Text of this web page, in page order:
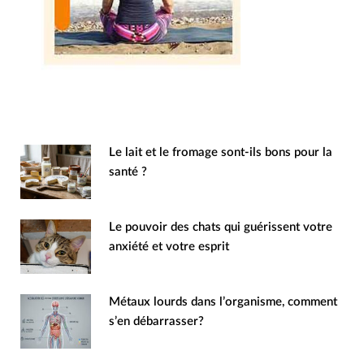
Le lait et le fromage sont-ils bons pour la
santé ?
Le pouvoir des chats qui guérissent votre
anxiété et votre esprit
Métaux lourds dans l’organisme, comment
s’en débarrasser?